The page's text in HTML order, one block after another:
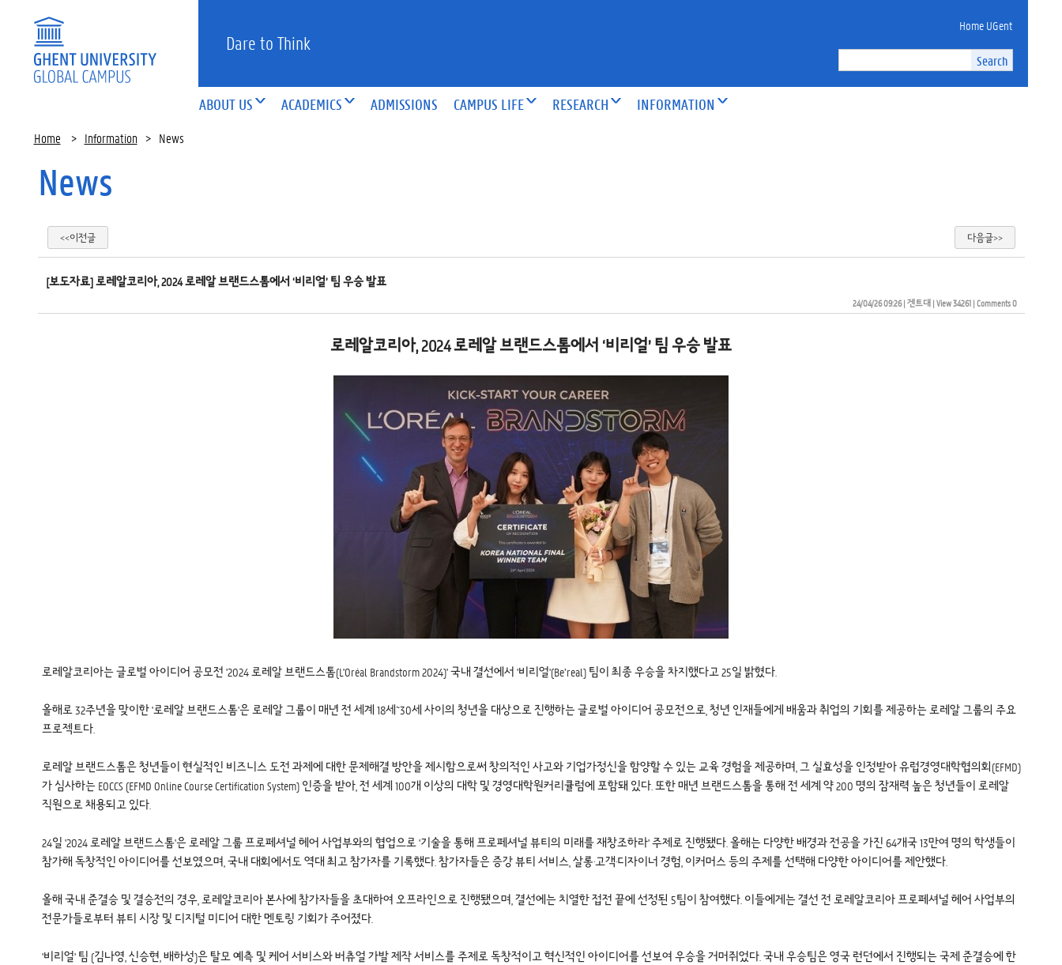
Dare to Think
Home UGent
ABOUT US ACADEMICS ADMISSIONS CAMPUS LIFE RESEARCH INFORMATION
Home > Information > News
News
<<이전글 다음글>>
[보도자료] 로레알코리아, 2024 로레알 브랜드스톰에서 ‘비리얼’ 팀 우승 발표
24/04/26 09:26| 겐트대| View 34261| Comments 0
로레알코리아, 2024 로레알 브랜드스톰에서 ‘비리얼’ 팀 우승 발표
로레알코리아는 글로벌 아이디어 공모전 '2024 로레알 브랜드스톰(L'Oréal Brandstorm 2024)' 국내 결선에서 '비리얼'(Be’real) 팀이 최종 우승을 차지했다고 25일 밝혔다.
올해로 32주년을 맞이한 '로레알 브랜드스톰'은 로레알 그룹이 매년 전 세계 18세~30세 사이의 청년을 대상으로 진행하는 글로벌 아이디어 공모전으로, 청년 인재들에게 배움과 취업의 기회를 제공하는 로레알 그룹의 주요
프로젝트다.
로레알 브랜드스톰은 청년들이 현실적인 비즈니스 도전 과제에 대한 문제해결 방안을 제시함으로써 창의적인 사고와 기업가정신을 함양할 수 있는 교육 경험을 제공하며, 그 실효성을 인정받아 유럽경영대학협의회(EFMD)
가 심사하는 EOCCS (EFMD Online Course Certification System) 인증을 받아, 전 세계 100개 이상의 대학 및 경영대학원커리큘럼에 포함돼 있다. 또한 매년 브랜드스톰을 통해 전 세계 약 200 명의 잠재력 높은 청년들이 로레알
직원으로 채용되고 있다.
24일 '2024 로레알 브랜드스톰'은 로레알 그룹 프로페셔널 헤어 사업부와의 협업으로 '기술을 통해 프로페셔널 뷰티의 미래를 재창조하라' 주제로 진행됐다. 올해는 다양한 배경과 전공을 가진 64개국 13만여 명의 학생들이
참가해 독창적인 아이디어를 선보였으며, 국내 대회에서도 역대 최고 참가자를 기록했다. 참가자들은 증강 뷰티 서비스, 살롱·고객·디자이너 경험, 이커머스 등의 주제를 선택해 다양한 아이디어를 제안했다.
올해 국내 준결승 및 결승전의 경우, 로레알코리아 본사에 참가자들을 초대하여 오프라인으로 진행됐으며, 결선에는 치열한 접전 끝에 선정된 5팀이 참여했다. 이들에게는 결선 전 로레알코리아 프로페셔널 헤어 사업부의
전문가들로부터 뷰티 시장 및 디지털 미디어 대한 멘토링 기회가 주어졌다.
'비리얼' 팀 (김나영, 신승현, 배하성)은 탈모 예측 및 케어 서비스와 버츄얼 가발 제작 서비스를 주제로 독창적이고 혁신적인 아이디어를 선보여 우승을 거머쥐었다. 국내 우승팀은 영국 런던에서 진행되는 국제 준결승에 한